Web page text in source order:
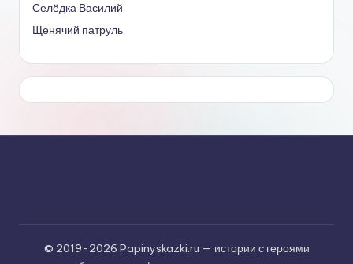
Селёдка Василий
Щенячий патруль
© 2019-2026 Papinyskazki.ru — истории с героями